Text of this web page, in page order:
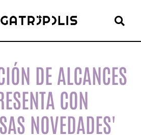
DE ALCANCES
CON
NOVEDADES'